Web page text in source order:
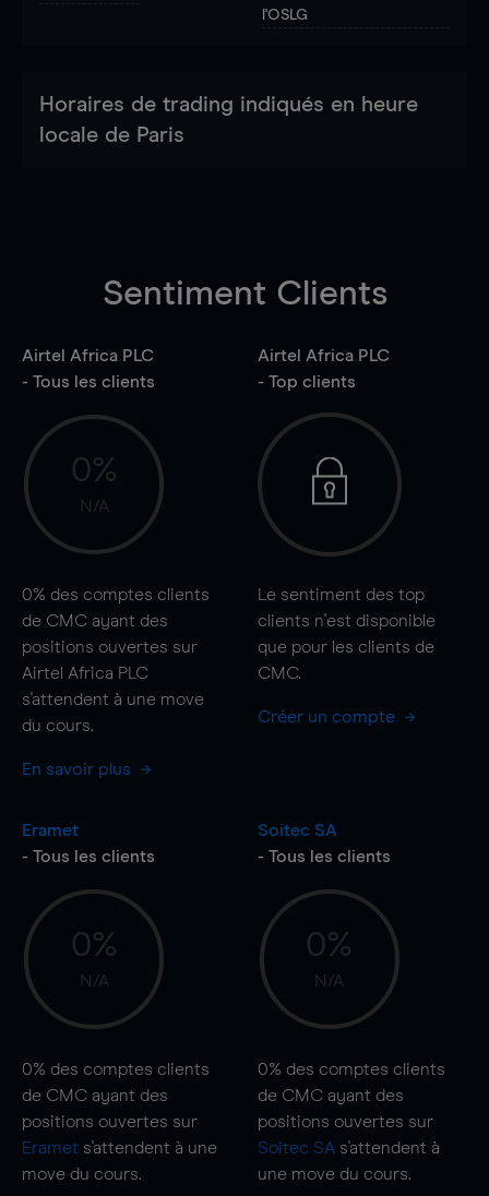
l'OSLG
Horaires de trading indiqués en heure
locale de Paris
Sentiment Clients
Airtel Africa PLC
- Tous les clients
0%
N/A
0% des comptes clients
de CMC ayant des
positions ouvertes sur
Airtel Africa PLC
s'attendent à une move
du cours.
En savoir plus
Airtel Africa PLC
- Top clients
Le sentiment des top
clients n'est disponible
que pour les clients de
CMC.
Créer un compte
Eramet
- Tous les clients
0%
N/A
0% des comptes clients
de CMC ayant des
positions ouvertes sur
Eramet s'attendent à une
move du cours.
Soitec SA
- Tous les clients
0%
N/A
0% des comptes clients
de CMC ayant des
positions ouvertes sur
Soitec SA s'attendent à
une move du cours.